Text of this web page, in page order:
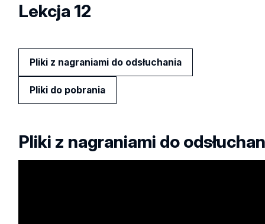
Lekcja 12
Pliki z nagraniami do odsłuchania
Pliki do pobrania
Pliki z nagraniami do